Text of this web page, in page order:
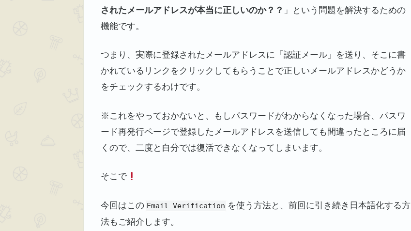
されたメールアドレスが本当に正しいのか？？ 」という問題を解決するための
機能です。
つまり、実際に登録されたメールアドレスに「認証メール」を送り、そこに書
かれているリンクをクリックしてもらうことで正しいメールアドレスかどうか
をチェックするわけです。
※これをやっておかないと、もしパスワードがわからなくなった場合、パスワ
ード再発行ページで登録したメールアドレスを送信しても間違ったところに届
くので、二度と自分では復活できなくなってしまいます。
そこで
今回はこの Email Verification を使う方法と、前回に引き続き日本語化する方
法もご紹介します。